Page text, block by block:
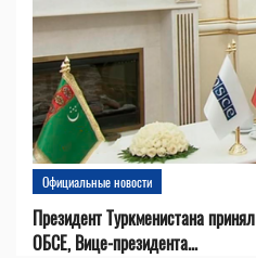
Официальные новости
Президент Туркменистана
ОБСЕ, Вице-президента...